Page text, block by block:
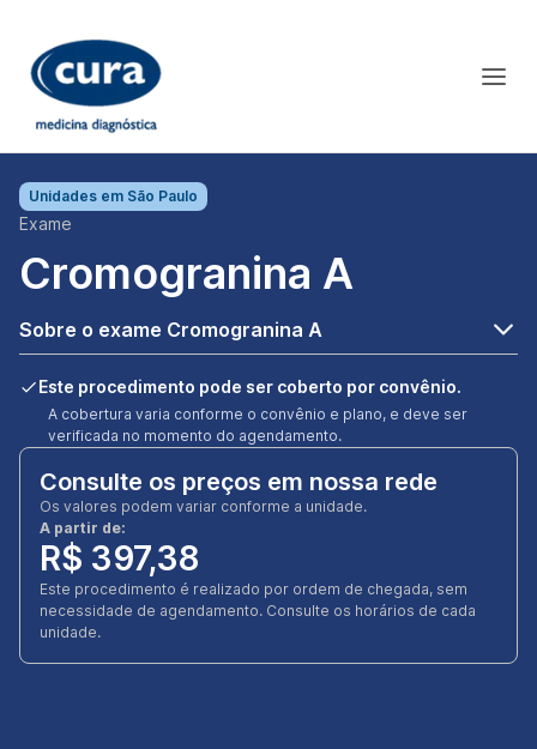
Unidades em São Paulo
Exame
Cromogranina A
Sobre o exame Cromogranina A
Este procedimento pode ser coberto por convênio.
A cobertura varia conforme o convênio e plano, e deve ser
verificada no momento do agendamento.
Consulte os preços em nossa rede
Os valores podem variar conforme a unidade.
A partir de:
R$ 397,38
Este procedimento é realizado por ordem de chegada, sem
necessidade de agendamento. Consulte os horários de cada
unidade.